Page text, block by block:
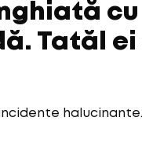
cu
Tatăl ei
halucinante.